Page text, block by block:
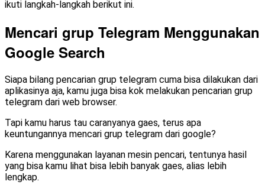
ikuti langkah-langkah berikut ini.
Mencari grup Telegram Menggunakan
Google Search
Siapa bilang pencarian grup telegram cuma bisa dilakukan dari
aplikasinya aja, kamu juga bisa kok melakukan pencarian grup
telegram dari web browser.
Tapi kamu harus tau caranyanya gaes, terus apa
keuntungannya mencari grup telegram dari google?
Karena menggunakan layanan mesin pencari, tentunya hasil
yang bisa kamu lihat bisa lebih banyak gaes, alias lebih
lengkap.